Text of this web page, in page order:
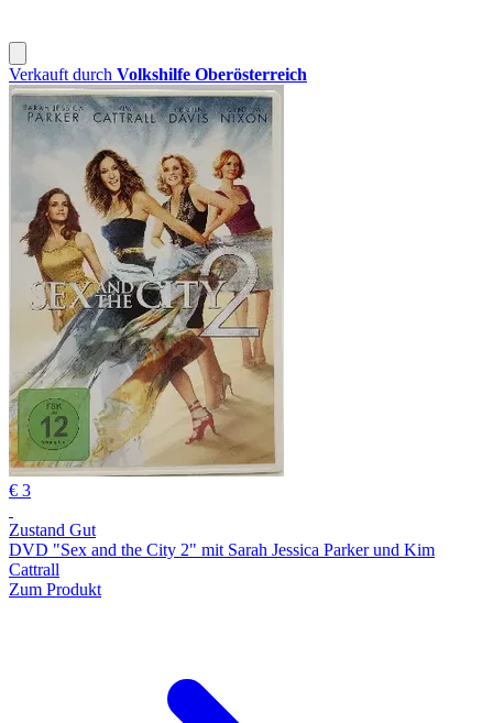
Verkauft durch Volkshilfe Oberösterreich
€ 3
Zustand Gut
DVD "Sex and the City 2" mit Sarah Jessica Parker und Kim
Cattrall
Zum Produkt